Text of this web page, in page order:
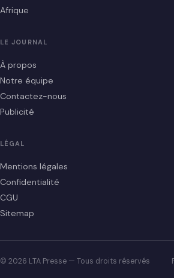
Afrique
LE JOURNAL
À propos
Notre équipe
Contactez-nous
Publicité
LÉGAL
Mentions légales
Confidentialité
CGU
Sitemap
© 2026 LTA Presse — Tous droits réservés